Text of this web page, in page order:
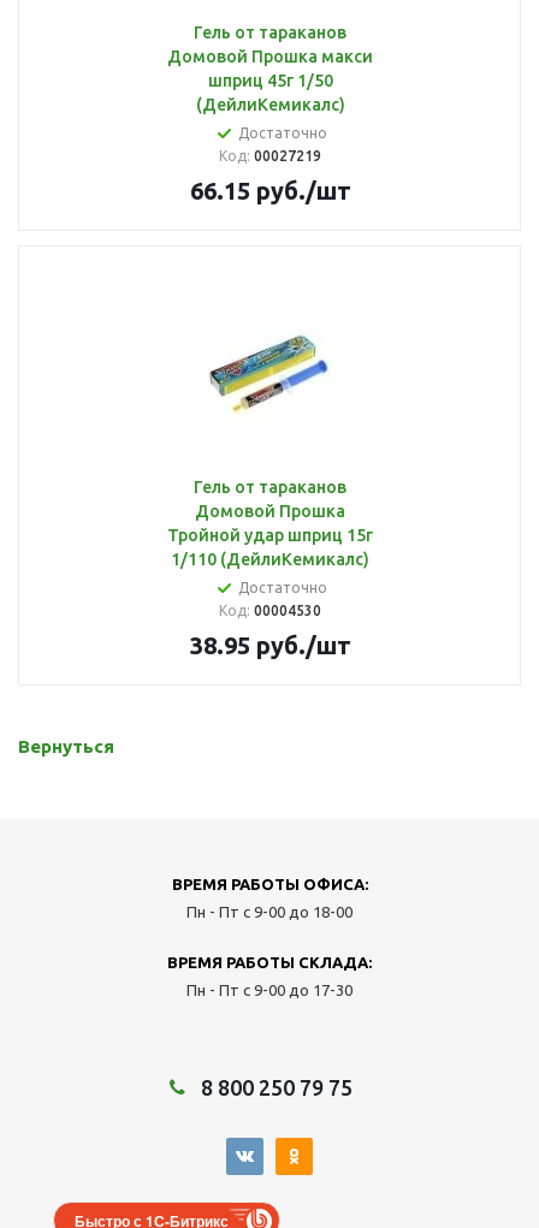
Гель от тараканов
Домовой Прошка макси
шприц 45г 1/50
(ДейлиКемикалс)
Достаточно
Код: 00027219
66.15 руб./шт
Гель от тараканов
Домовой Прошка
Тройной удар шприц 15г
1/110 (ДейлиКемикалс)
Достаточно
Код: 00004530
38.95 руб./шт
Вернуться
ВРЕМЯ РАБОТЫ ОФИСА:
Пн - Пт с 9-00 до 18-00
ВРЕМЯ РАБОТЫ СКЛАДА:
Пн - Пт с 9-00 до 17-30
8 800 250 79 75
Быстро с 1С-Битрикс